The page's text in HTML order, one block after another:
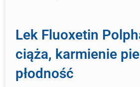
Lek Fluoxetin
ciąża, karmienie
płodność